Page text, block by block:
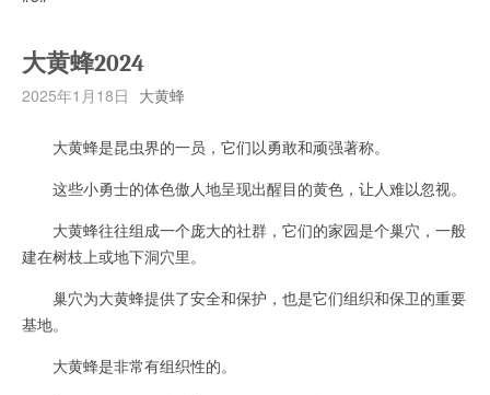
大黄蜂2024
2025年1月18日 大黄蜂
大黄蜂是昆虫界的一员，它们以勇敢和顽强著称。
这些小勇士的体色傲人地呈现出醒目的黄色，让人难以忽视。
大黄蜂往往组成一个庞大的社群，它们的家园是个巢穴，一般
建在树枝上或地下洞穴里。
巢穴为大黄蜂提供了安全和保护，也是它们组织和保卫的重要
基地。
大黄蜂是非常有组织性的。